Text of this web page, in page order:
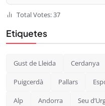
Total Votes: 37
Etiquetes
Gust de Lleida Cerdanya
Puigcerdà Pallars
Alp Andorra Seu